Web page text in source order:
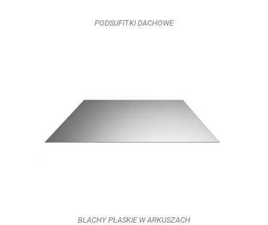
PODSUFITKI DACHOWE
BLACHY PŁASKIE W ARKUSZACH